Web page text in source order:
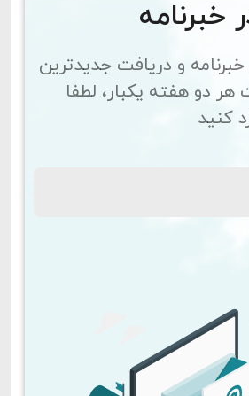
و دریافت جدیدترین
دو هفته یکبار، لطفا
کنید